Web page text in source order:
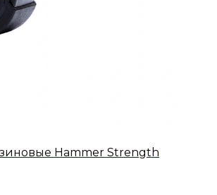
Hammer Strength